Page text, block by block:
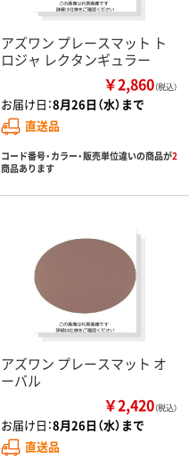
アズワン プレースマット ト
ロジャ レクタンギュラー
￥2,860（税込）
お届け日：8月26日（水）まで
直送品
コード番号・カラー・販売単位違いの商品が2
商品あります
アズワン プレースマット オ
ーバル
￥2,420（税込）
お届け日：8月26日（水）まで
直送品